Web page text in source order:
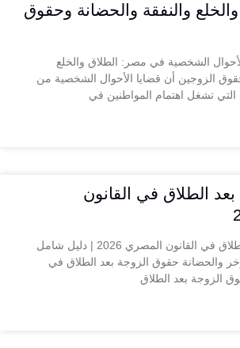
والنفقة والحضانة وحقوق
الشخصية في مصر: الطلاق والخلع
الزوجين أن قضايا الأحوال الشخصية من
التي تشغل اهتمام المواطنين في
الطلاق في القانون
حقوق الزوجة بعد الطلاق في القانون المصري 2026 | دليل شامل
والحضانة حقوق الزوجة بعد الطلاق في
الزوجة بعد الطلاق